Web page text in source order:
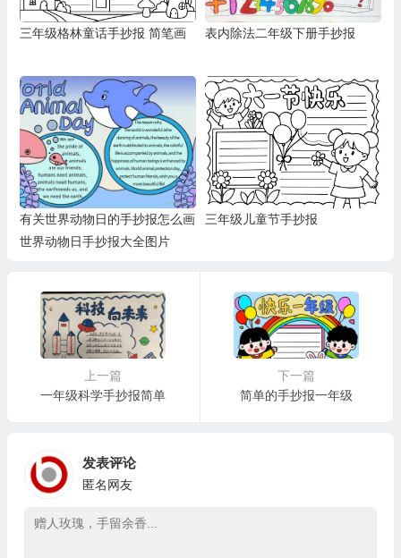
三年级格林童话手抄报 简笔画 表内除法二年级下册手抄报
有关世界动物日的手抄报怎么画
世界动物日手抄报大全图片
三年级儿童节手抄报
上一篇
一年级科学手抄报简单
下一篇
简单的手抄报一年级
发表评论
匿名网友